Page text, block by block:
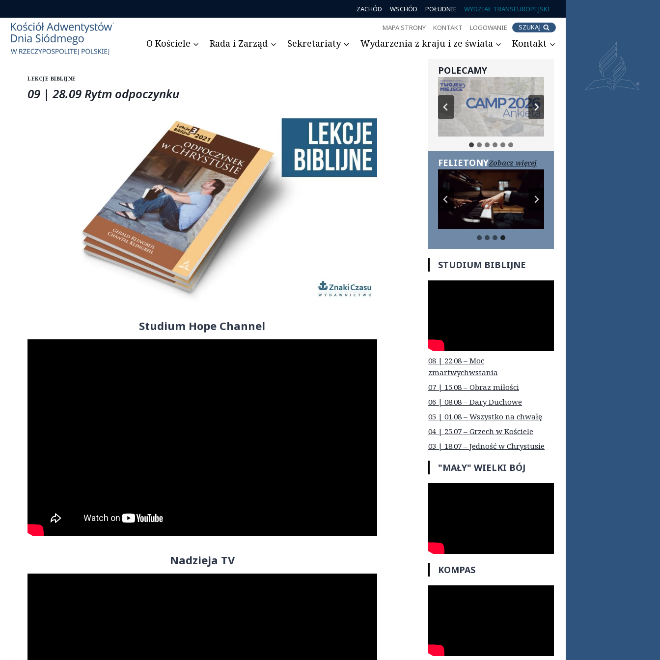
do
treści
ZACHÓD WSCHÓD POŁUDNIE WYDZIAŁ TRANSEUROPEJSKI
MAPA STRONY KONTAKT LOGOWANIE SZUKAJ
O Kościele Rada i Zarząd Sekretariaty Wydarzenia z kraju i ze świata Kontakt
LEKCJE BIBLIJNE
09 | 28.09 Rytm odpoczynku
Studium Hope Channel
Nadzieja TV
POLECAMY
FELIETONYZobacz więcej
STUDIUM BIBLIJNE
08 | 22.08 – Moc
zmartwychwstania
07 | 15.08 – Obraz miłości
06 | 08.08 – Dary Duchowe
05 | 01.08 – Wszystko na chwałę
04 | 25.07 – Grzech w Kościele
03 | 18.07 – Jedność w Chrystusie
"MAŁY" WIELKI BÓJ
KOMPAS